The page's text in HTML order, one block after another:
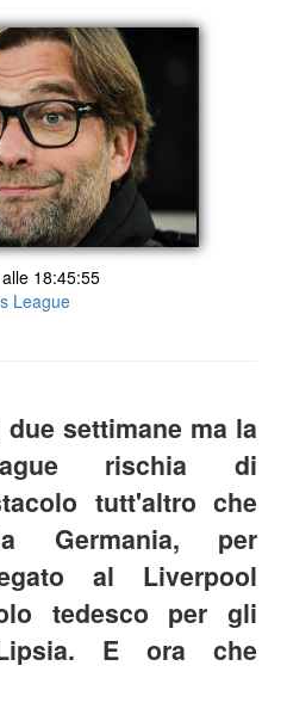
18:45:55
League
settimane ma la
rischia di
tutt'altro che
Germania, per
al Liverpool
tedesco per gli
E ora che